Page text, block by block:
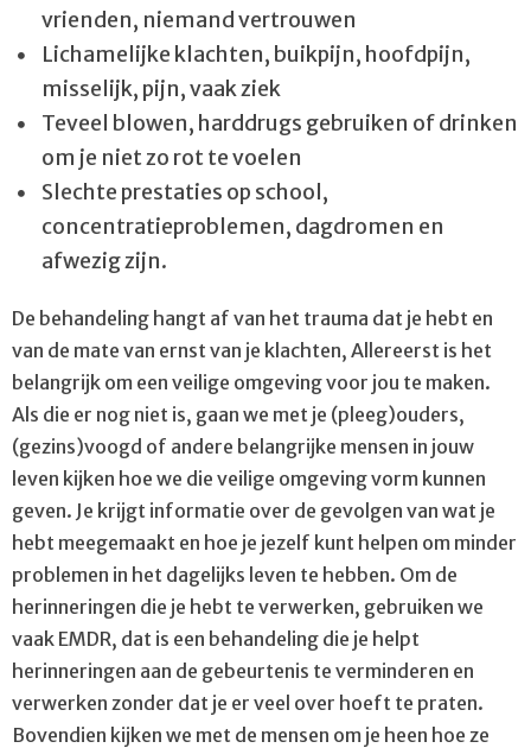
vrienden, niemand vertrouwen
Lichamelijke klachten, buikpijn, hoofdpijn,
misselijk, pijn, vaak ziek
Teveel blowen, harddrugs gebruiken of drinken
om je niet zo rot te voelen
Slechte prestaties op school,
concentratieproblemen, dagdromen en
afwezig zijn.
De behandeling hangt af van het trauma dat je hebt en
van de mate van ernst van je klachten, Allereerst is het
belangrijk om een veilige omgeving voor jou te maken.
Als die er nog niet is, gaan we met je (pleeg)ouders,
(gezins)voogd of andere belangrijke mensen in jouw
leven kijken hoe we die veilige omgeving vorm kunnen
geven. Je krijgt informatie over de gevolgen van wat je
hebt meegemaakt en hoe je jezelf kunt helpen om minder
problemen in het dagelijks leven te hebben. Om de
herinneringen die je hebt te verwerken, gebruiken we
vaak EMDR, dat is een behandeling die je helpt
herinneringen aan de gebeurtenis te verminderen en
verwerken zonder dat je er veel over hoeft te praten.
Bovendien kijken we met de mensen om je heen hoe ze